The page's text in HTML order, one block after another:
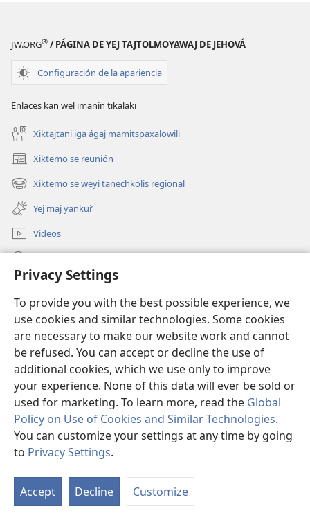
Privacy Settings
To provide you with the best possible experience, we
use cookies and similar technologies. Some cookies
are necessary to make our website work and cannot
be refused. You can accept or decline the use of
additional cookies, which we use only to improve
your experience. None of this data will ever be sold or
used for marketing. To learn more, read the Global
Policy on Use of Cookies and Similar Technologies.
You can customize your settings at any time by going
to Privacy Settings.
Accept Decline Customize
JW.ORG® / PÁGINA DE YEJ TAJTO̱LMOYA̱WAJ DE JEHOVÁ
Configuración de la apariencia
Enlaces kan wel imanín tikalaki
Xiktajtani iga ágaj mamitspaxa̱lowili
Xikte̱mo se̱ reunión
(abre
una
nueva
ventana)
Xikte̱mo se̱ weyi tanechko̱lis regional
(abre
una
nueva
ventana)
Yej ma̱j yankuiʼ
Videos
(abre
nueva
ventana)
A̱MATAJKUILO̱LMEJ PAN INTERNET Watchtower
(abre
una
nueva
ventana)
JW Hub ®
(abre
una
nueva
ventana)
Copyright© 2026 Watch Tower Bible and Tract Society of Pennsylvania.
TE̱ XIKCHI̱WA WAN YEJ TIKTEMOWIÁ
téj|CONFIGURACIÓN DE PRIVACIDAD